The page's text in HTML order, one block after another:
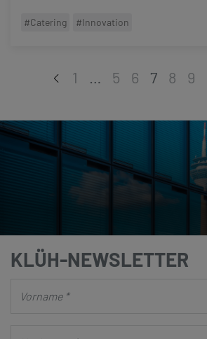
#Catering #Innovation
1 … 5 6 7 8 9
KLÜH-NEWSLETTER